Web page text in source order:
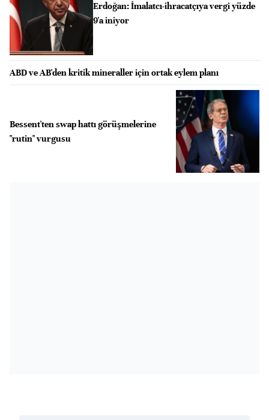
Erdoğan: İmalatcı-ihracatçıya vergi yüzde
9'a iniyor
ABD ve AB'den kritik mineraller için ortak eylem planı
Bessent'ten swap hattı görüşmelerine
"rutin" vurgusu